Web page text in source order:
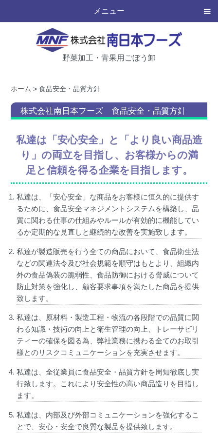
メニュー
野菜加工・青果用ごぼう卸
ホーム > 食品安全・品質方針
株式会社南日本フーズ 食品安全・品質方針
私達は「安心安全」と「より良い商品造
り」の両立を目指し、お客様からの満
足と信頼を得る企業を目指します。
私達は、「安心安全」な商品をお客様に恒久的に提供す
るために、食品安全マネジメントシステムを構築し、品
質に関わる仕事の仕組みやルールが有効的に機能してい
るか定期的な見直しと継続的な改善を実施致します。
私達が製造販売を行う全ての商品において、食品衛生法
などの関連法令及び社会規範を順守はもとより、組織内
外の食品偽装の脆弱性、食品防御における脅威について
防止対策を強化し、顧客要求事項を満たした商品を提供
致します。
私達は、原材料・製造工程・物流の各段階での品質に関
わる知識・技術の向上と衛生管理の向上、トレーサビリ
ティーの確保を図る為、弊社業務に携わる全てのお取引
様とのリスクコミュニケーションを充実させます。
私達は、全従業員に食品安全・品質方針を周知徹底し実
行致します。これにより安全性の高い商品造りを目指し
ます。
私達は、内部及び外部コミュニケーションを強化するこ
とで、安心・安全で良質な製品を提供致します。